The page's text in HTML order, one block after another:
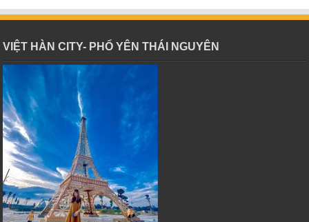
VIỆT HÀN CITY- PHỔ YÊN THÁI NGUYÊN